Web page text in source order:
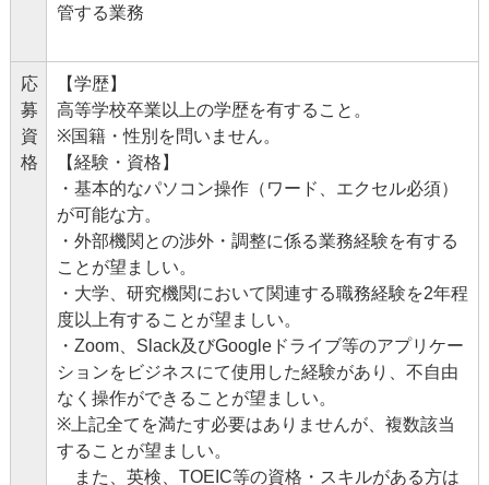
管する業務
応
募
資
格
【学歴】
高等学校卒業以上の学歴を有すること。
※国籍・性別を問いません。
【経験・資格】
・基本的なパソコン操作（ワード、エクセル必須）
が可能な方。
・外部機関との渉外・調整に係る業務経験を有する
ことが望ましい。
・大学、研究機関において関連する職務経験を2年程
度以上有することが望ましい。
・Zoom、Slack及びGoogleドライブ等のアプリケー
ションをビジネスにて使用した経験があり、不自由
なく操作ができることが望ましい。
※上記全てを満たす必要はありませんが、複数該当
することが望ましい。
また、英検、TOEIC等の資格・スキルがある方は